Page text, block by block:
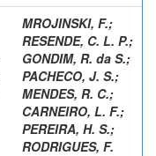
MROJINSKI, F.;
RESENDE, C. L. P.;
GONDIM, R. da S.;
PACHECO, J. S.;
MENDES, R. C.;
CARNEIRO, L. F.;
PEREIRA, H. S.;
RODRIGUES, F.